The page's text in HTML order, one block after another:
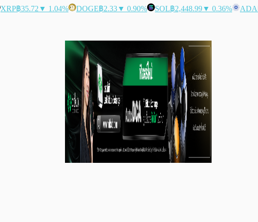
XRP฿35.72 ▼ 1.04% DOGE฿2.33▼ 0.90% SOL฿2,448.99▼ 0.36% ADA